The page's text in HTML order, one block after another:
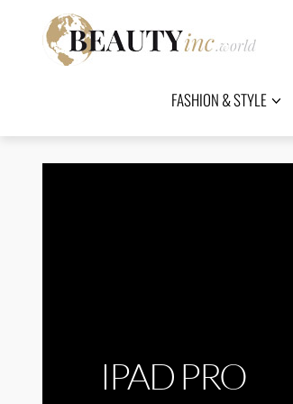
FASHION & STYLE
IPAD PRO